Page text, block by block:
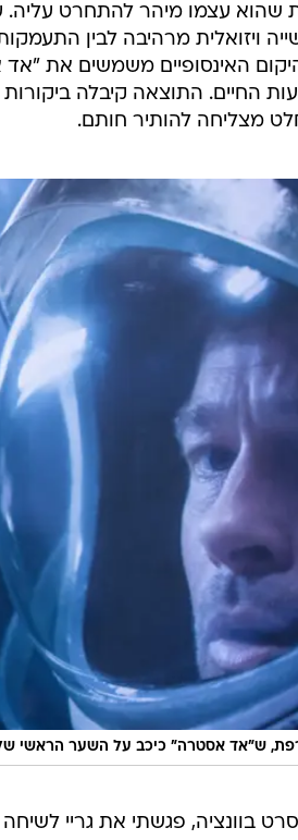
שהוא עצמו מיהר להתחרט
ויזואלית מרהיבה לבין
האינסופיים משמשים את
החיים. התוצאה קיבלה
מצליחה להותיר חותם.
ש"אד אסטרה" כיכב על השער הראשי של
בוונציה, פגשתי את גריי